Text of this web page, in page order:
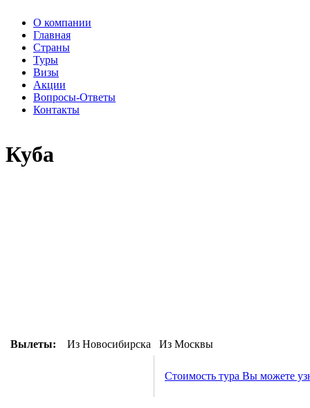
О компании
Главная
Страны
Туры
Визы
Акции
Вопросы-Ответы
Контакты
Куба
Вылеты: Из Новосибирска Из Москвы
Стоимость тура Вы можете